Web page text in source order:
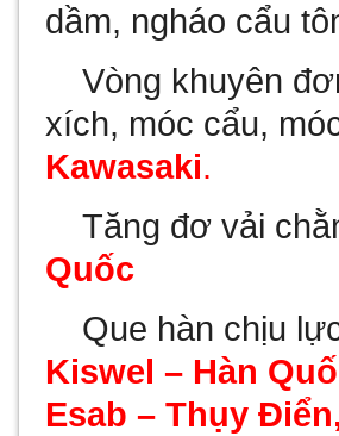
dầm, ngháo cẩu
Vòng khuyên
xích, móc cẩu,
Kawasaki.
Tăng đơ vải
Quốc
Que hàn chịu
Kiswel – Hàn
Esab – Thụy